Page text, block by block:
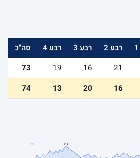
רבע 2 רבע 3 רבע 4
סה"כ
21
16
19
73
16
20
13
74
+15 +13